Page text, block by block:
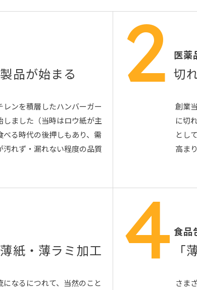
品が始まる
ンを積層したハンバーガー
ました（当時はロウ紙が主
る時代の後押しもあり、需
れず・漏れない程度の品質
2 医薬
切
創業
に切
とし
高ま
紙・薄ラミ加工
なるにつれて、当然のこと
4食品
「
さま